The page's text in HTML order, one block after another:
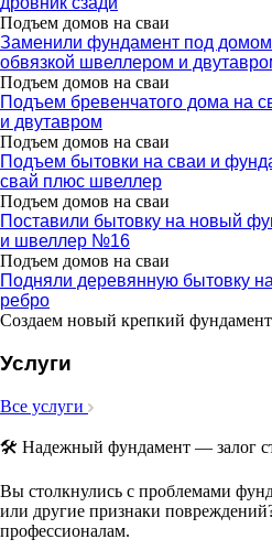
Подъем домов на сваи
Заменили фундамент под
обвязкой швеллером и
Подъем домов на сваи
Подъем бревенчатого дома на
и двутавром
Подъем домов на сваи
Подъем бытовки на сваи и
свай плюс швеллер
Подъем домов на сваи
Поставили бытовку на новый
и швеллер №16
Подъем домов на сваи
Подняли деревянную бытовку
ребро
Создаем новый крепкий
Услуги
Все услуги
🛠 Надежный фундамент — залог
Вы столкнулись с проблемами
или другие признаки
профессионалам.